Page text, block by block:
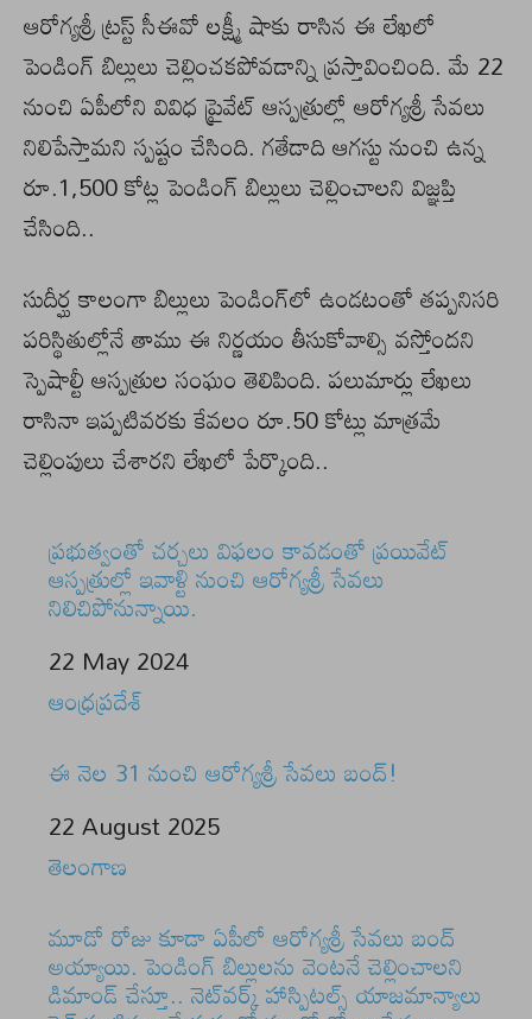
ఆరోగ్యశ్రీ ట్రస్ట్ సీఈవో లక్ష్మీ షాకు రాసిన ఈ లేఖలో
పెండింగ్ బిల్లులు చెల్లించకపోవడాన్ని ప్రస్తావించింది. మే 22
నుంచి ఏపీలోని వివిధ ప్రైవేట్ ఆస్పత్రుల్లో ఆరోగ్యశ్రీ సేవలు
నిలిపేస్తామని స్పష్టం చేసింది. గతేడాది ఆగస్టు నుంచి ఉన్న
రూ.1,500 కోట్ల పెండింగ్‌ బిల్లులు చెల్లించాలని విజ్ఞప్తి
చేసింది..
సుదీర్ఘ కాలంగా బిల్లులు పెండింగ్‌లో ఉండటంతో తప్పనిసరి
పరిస్థితుల్లోనే తాము ఈ నిర్ణయం తీసుకోవాల్సి వస్తోందని
స్పెషాల్టీ ఆస్పత్రుల సంఘం తెలిపింది. పలుమార్లు లేఖలు
రాసినా ఇప్పటివరకు కేవలం రూ.50 కోట్లు మాత్రమే
చెల్లింపులు చేశారని లేఖలో పేర్కొంది..
ప్రభుత్వంతో చర్చలు విఫలం కావడంతో ప్రయివేట్
ఆస్పత్రుల్లో ఇవాళ్టి నుంచి ఆరోగ్యశ్రీ సేవలు
నిలిచిపోనున్నాయి.
Date
22 May 2024
In relation to
ఆంధ్రప్రదేశ్
ఈ నెల 31 నుంచి ఆరోగ్యశ్రీ సేవలు బంద్‌!
Date
22 August 2025
In relation to
తెలంగాణ
మూడో రోజు కూడా ఏపీలో ఆరోగ్యశ్రీ సేవలు బంద్‌
అయ్యాయి. పెండింగ్‌ బిల్లులను వెంటనే చెల్లించాలని
డిమాండ్‌ చేస్తూ.. నెట్‌వర్క్‌ హాస్పిటల్స్‌ యాజమాన్యాలు